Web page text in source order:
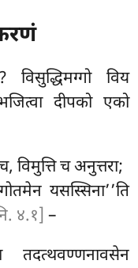
विय
दीपको एको
विमुत्ति च अनुत्तरा;
यसस्सिना’’ति
४.१] –